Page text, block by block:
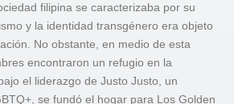
filipina se caracterizaba por su
y la identidad transgénero era objeto
No obstante, en medio de esta
encontraron un refugio en la
el liderazgo de Justo Justo, un
se fundó el hogar para Los Golden